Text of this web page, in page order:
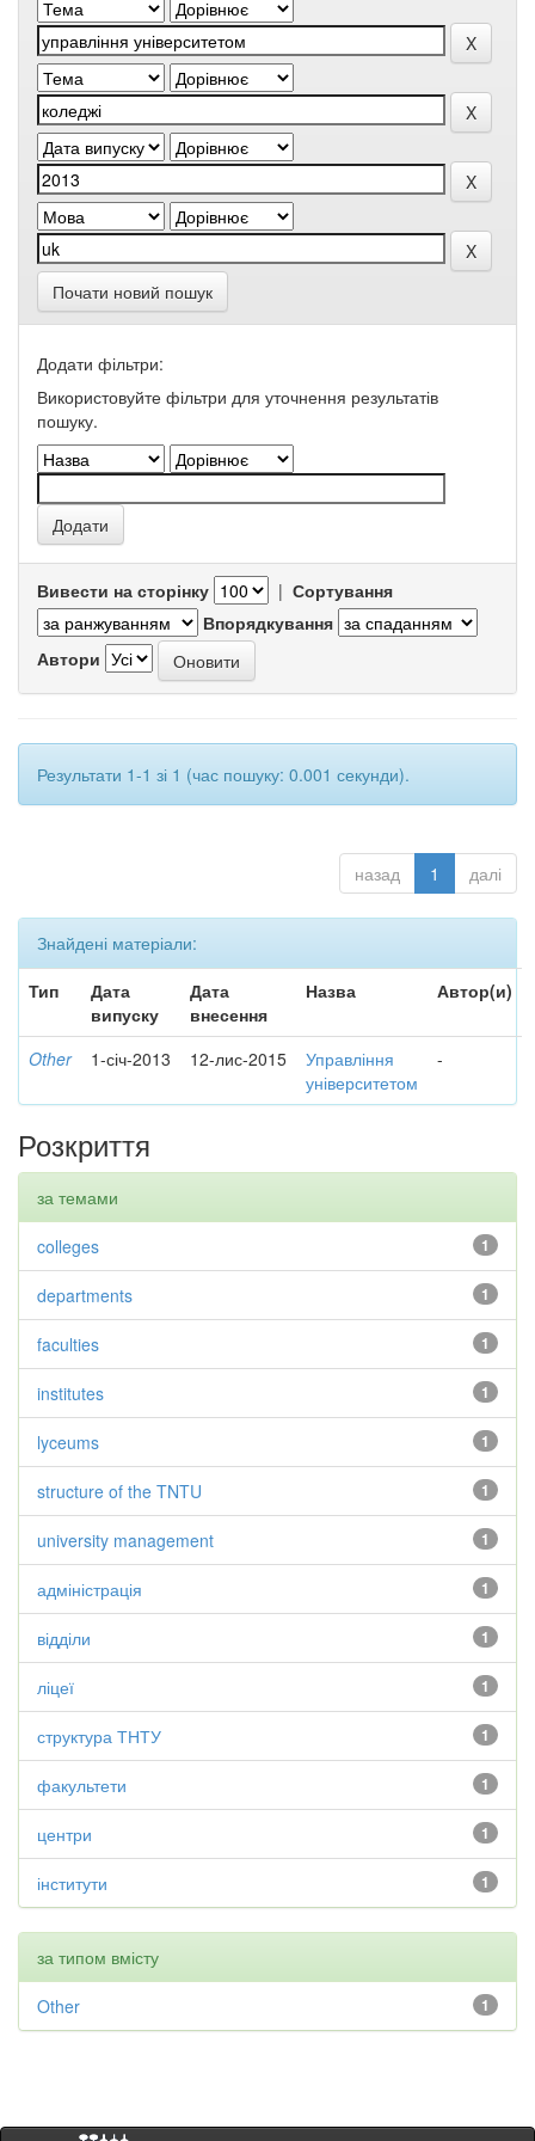
Почати новий пошук
Додати фільтри:
Використовуйте фільтри для уточнення результатів
пошуку.
Вивести на сторінку | Сортування
Впорядкування
Автори
Результати 1-1 зі 1 (час пошуку: 0.001 секунди).
назад 1 далі
Знайдені матеріали:
Тип
Дата
випуску
Дата
внесення
Назва Автор(и)
Other 1-січ-2013 12-лис-2015
Управління
університетом
-
Розкриття
за темами
1
colleges
1
departments
1
faculties
1
institutes
1
lyceums
1
structure of the TNTU
1
university management
1
адміністрація
1
відділи
1
ліцеї
1
структура ТНТУ
1
факультети
1
центри
1
інститути
за типом вмісту
1
Other